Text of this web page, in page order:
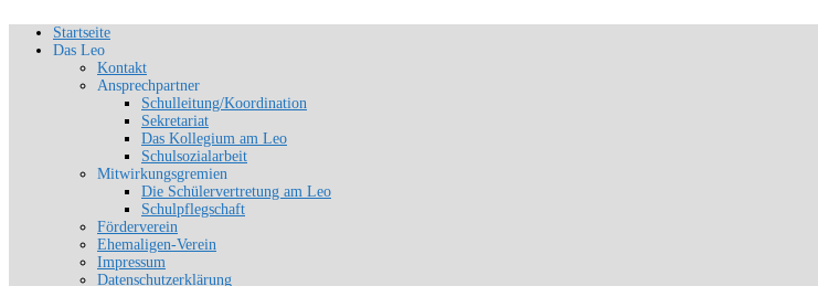
Zum
Inhalt
SLG-Aachen
Schön, dich zu sehen
Startseite
Das Leo
Kontakt
Ansprechpartner
Schulleitung/Koordination
Sekretariat
Das Kollegium am Leo
Schulsozialarbeit
Mitwirkungsgremien
Die Schülervertretung am Leo
Schulpflegschaft
Förderverein
Ehemaligen-Verein
Impressum
Datenschutzerklärung